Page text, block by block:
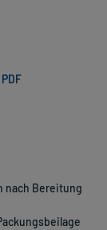
nach Bereitung